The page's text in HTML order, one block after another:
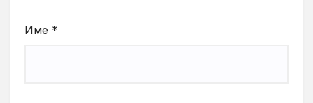
Име *